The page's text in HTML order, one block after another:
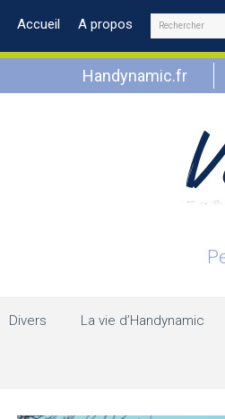
Accueil A propos Rechercher
Handynamic.fr
Divers La vie d’Handynamic